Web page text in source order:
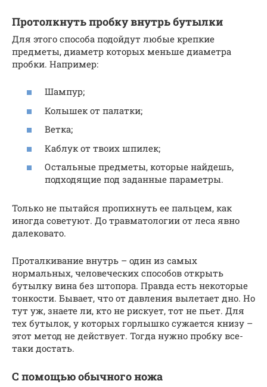
Протолкнуть пробку внутрь бутылки
Для этого способа подойдут любые крепкие
предметы, диаметр которых меньше диаметра
пробки. Например:
Шампур;
Колышек от палатки;
Ветка;
Каблук от твоих шпилек;
Остальные предметы, которые найдешь,
подходящие под заданные параметры.
Только не пытайся пропихнуть ее пальцем, как
иногда советуют. До травматологии от леса явно
далековато.
Проталкивание внутрь – один из самых
нормальных, человеческих способов открыть
бутылку вина без штопора. Правда есть некоторые
тонкости. Бывает, что от давления вылетает дно. Но
тут уж, знаете ли, кто не рискует, тот не пьет. Для
тех бутылок, у которых горлышко сужается книзу –
этот метод не действует. Тогда нужно пробку все-
таки достать.
С помощью обычного ножа